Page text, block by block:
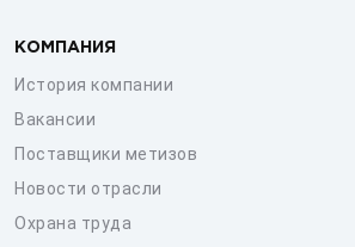
КОМПАНИЯ
История компании
Вакансии
Поставщики метизов
Новости отрасли
Охрана труда